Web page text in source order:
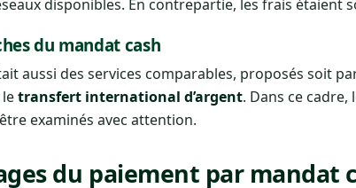
disponibles. En contrepartie, les frais étaient
du mandat cash
aussi des services comparables, proposés soit
transfert international d’argent. Dans ce cadre,
examinés avec attention.
du paiement par mandat